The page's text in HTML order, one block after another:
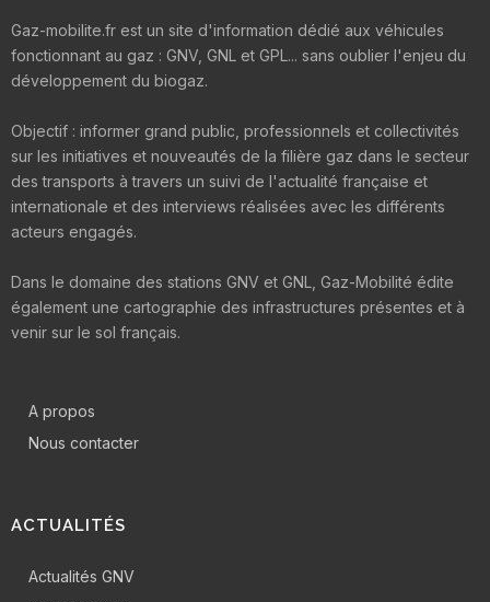
Gaz-mobilite.fr est un site d'information dédié aux véhicules
fonctionnant au gaz : GNV, GNL et GPL... sans oublier l'enjeu du
développement du biogaz.
Objectif : informer grand public, professionnels et collectivités
sur les initiatives et nouveautés de la filière gaz dans le secteur
des transports à travers un suivi de l'actualité française et
internationale et des interviews réalisées avec les différents
acteurs engagés.
Dans le domaine des stations GNV et GNL, Gaz-Mobilité édite
également une cartographie des infrastructures présentes et à
venir sur le sol français.
A propos
Nous contacter
ACTUALITÉS
Actualités GNV